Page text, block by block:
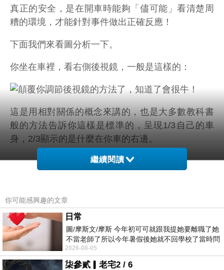
真正的安全，是在開車時能夠 「儘可能」看清楚周
糟的環境，才能針對事件做出正確反應！
下面我們來看圖分析一下。
你坐在車裡，看右側後視鏡，一般是這樣的：
這是用相對關係的概念來講的，也是大多數教科書
般的方法告訴你這樣是標準的，呈現1/3自己的車
身，2/3顯示的是什麼在你車的右邊。
這種方法最多人接受，因為能夠清楚判別自己與其
但問題來了：這個方法可以看到周圍環境的 最大範
圍嗎？
先讓我們看一下從車內後視鏡向後看到的景象：這
是範圍一
繼續閱讀
你可能感興趣的文章
日常
圖/摩斯文/摩斯 今年初可可就跟我提她要離職了她
不當老師了所以今年暑假後她就不回學校了當時問
她不是很喜歡幼幼班的小朋友嗎捨得不
2026-08-05
柒參貳▎老宅2 / 6